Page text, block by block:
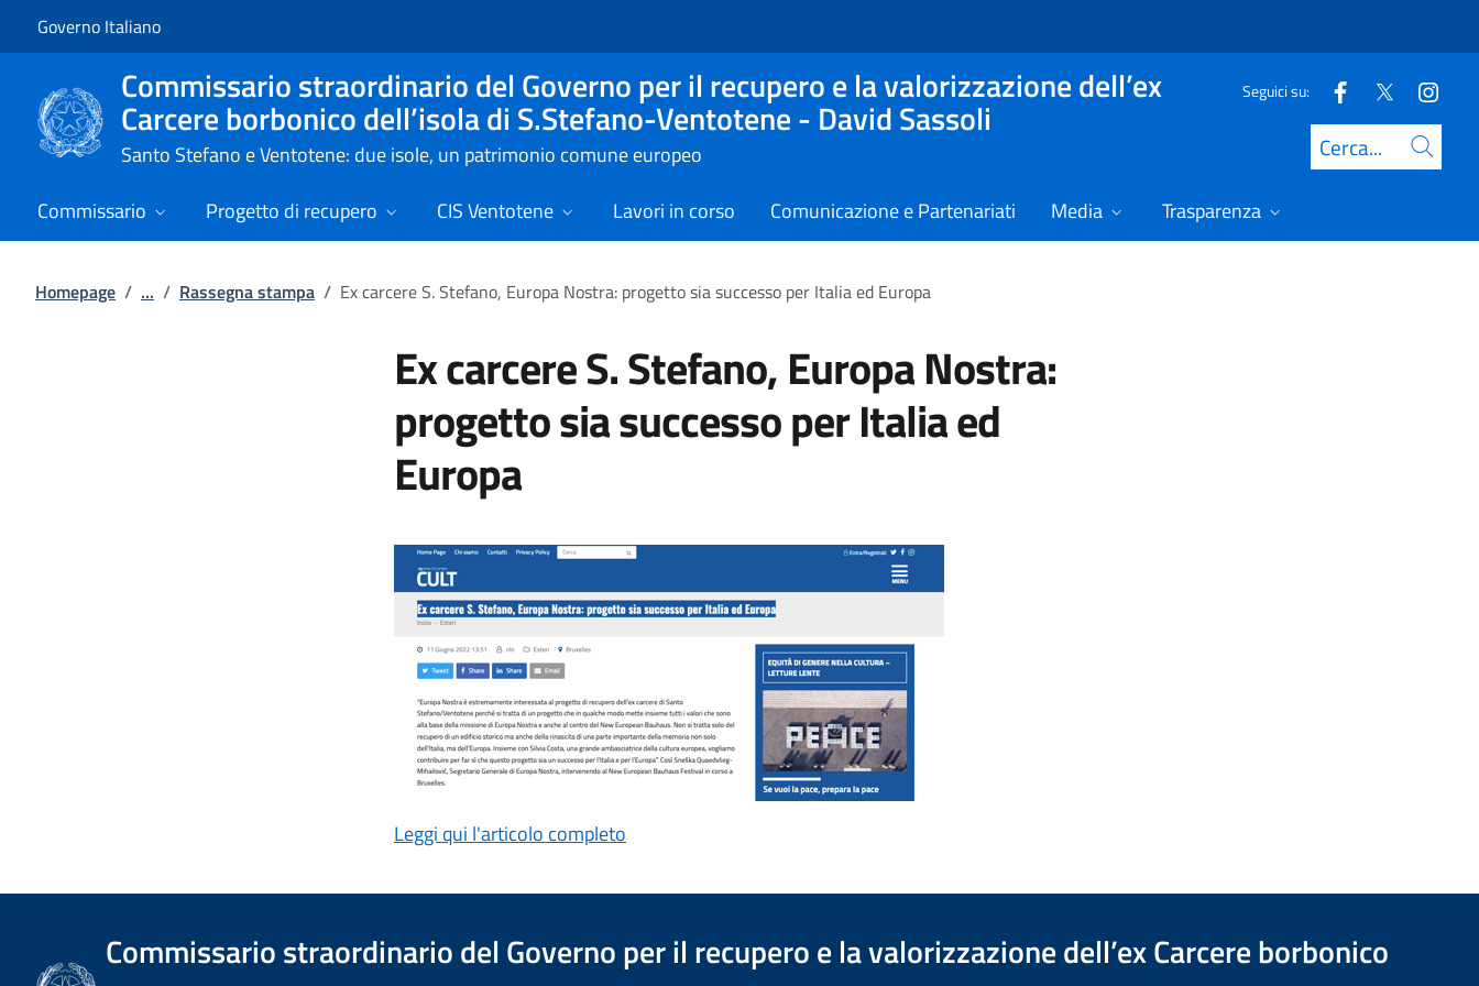
Governo Italiano
Commissario straordinario del Governo per il recupero e la valorizzazione dell’ex
Carcere borbonico dell’isola di S.Stefano-Ventotene - David Sassoli
Santo Stefano e Ventotene: due isole, un patrimonio comune europeo
Seguici su:
Cerca
Commissario Progetto di recupero CIS Ventotene Lavori in corso Comunicazione e Partenariati Media Trasparenza
Homepage / ... / Rassegna stampa / Ex carcere S. Stefano, Europa Nostra: progetto sia successo per Italia ed Europa
Ex carcere S. Stefano, Europa Nostra:
progetto sia successo per Italia ed
Europa
Leggi qui l'articolo completo
Commissario straordinario del Governo per il recupero e la valorizzazione dell’ex Carcere borbonico